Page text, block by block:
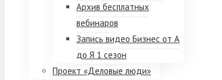
Архив бесплатных
вебинаров
Запись видео Бизнес от А
до Я 1 сезон
Проект «Деловые люди»